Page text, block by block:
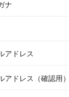
ナ
アドレス
アドレス（確認用